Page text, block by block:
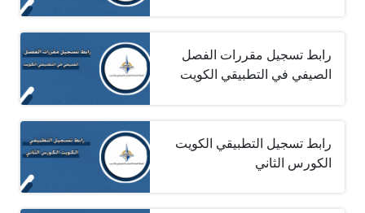
رابط تسجيل مقررات الفصل
الصيفي في التطبيقي الكويت
رابط تسجيل التطبيقي الكويت
الكورس الثاني